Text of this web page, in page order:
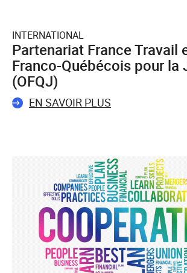
INTERNATIONAL
Partenariat France Travail
Franco-Québécois pour la
(OFQJ)
EN SAVOIR PLUS